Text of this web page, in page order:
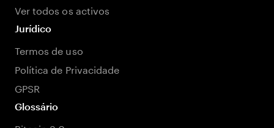
Ver todos os activos
Jurídico
Termos de uso
Política de Privacidade
GPSR
Glossário